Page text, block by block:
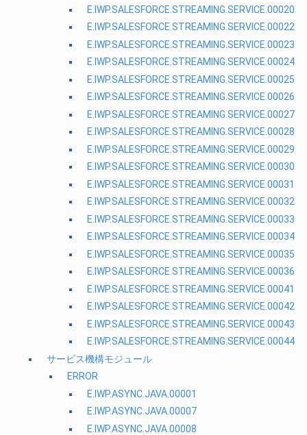
E.IWP.SALESFORCE.STREAMING.SERVICE.00020
E.IWP.SALESFORCE.STREAMING.SERVICE.00022
E.IWP.SALESFORCE.STREAMING.SERVICE.00023
E.IWP.SALESFORCE.STREAMING.SERVICE.00024
E.IWP.SALESFORCE.STREAMING.SERVICE.00025
E.IWP.SALESFORCE.STREAMING.SERVICE.00026
E.IWP.SALESFORCE.STREAMING.SERVICE.00027
E.IWP.SALESFORCE.STREAMING.SERVICE.00028
E.IWP.SALESFORCE.STREAMING.SERVICE.00029
E.IWP.SALESFORCE.STREAMING.SERVICE.00030
E.IWP.SALESFORCE.STREAMING.SERVICE.00031
E.IWP.SALESFORCE.STREAMING.SERVICE.00032
E.IWP.SALESFORCE.STREAMING.SERVICE.00033
E.IWP.SALESFORCE.STREAMING.SERVICE.00034
E.IWP.SALESFORCE.STREAMING.SERVICE.00035
E.IWP.SALESFORCE.STREAMING.SERVICE.00036
E.IWP.SALESFORCE.STREAMING.SERVICE.00041
E.IWP.SALESFORCE.STREAMING.SERVICE.00042
E.IWP.SALESFORCE.STREAMING.SERVICE.00043
E.IWP.SALESFORCE.STREAMING.SERVICE.00044
サービス機構モジュール
ERROR
E.IWP.ASYNC.JAVA.00001
E.IWP.ASYNC.JAVA.00007
E.IWP.ASYNC.JAVA.00008